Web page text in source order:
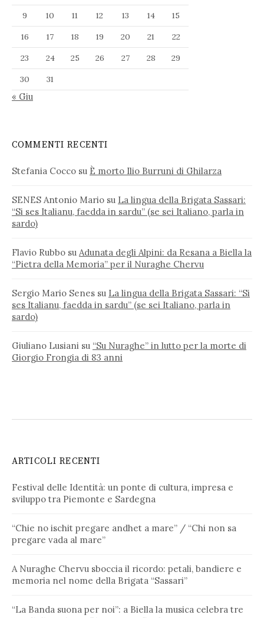
9
10 11 12 13 14
15
16
17 18 19 20 21
22
23
24 25 26 27 28
29
30
31
« Giu
COMMENTI RECENTI
Stefania Cocco su È morto Ilio Burruni di Ghilarza
SENES Antonio Mario su La lingua della Brigata Sassari:
“Si ses Italianu, faedda in sardu” (se sei Italiano, parla in
sardo)
Flavio Rubbo su Adunata degli Alpini: da Resana a Biella la
“Pietra della Memoria” per il Nuraghe Chervu
Sergio Mario Senes su La lingua della Brigata Sassari: “Si
ses Italianu, faedda in sardu” (se sei Italiano, parla in
sardo)
Giuliano Lusiani su “Su Nuraghe” in lutto per la morte di
Giorgio Frongia di 83 anni
ARTICOLI RECENTI
Festival delle Identità: un ponte di cultura, impresa e
sviluppo tra Piemonte e Sardegna
“Chie no ischit pregare andhet a mare” / “Chi non sa
pregare vada al mare”
A Nuraghe Chervu sboccia il ricordo: petali, bandiere e
memoria nel nome della Brigata “Sassari”
“La Banda suona per noi”: a Biella la musica celebra tre